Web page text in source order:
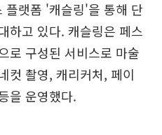
플랫폼 '캐슬링'을 통해 단
하고 있다. 캐슬링은 페스
로 구성된 서비스로 마술
컷 촬영, 캐리커처, 페이
을 운영했다.